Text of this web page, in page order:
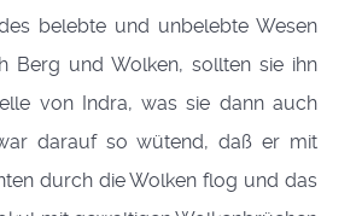
belebte und unbelebte Wesen
Berg und Wolken, sollten sie ihn
von Indra, was sie dann auch
darauf so wütend, daß er mit
durch die Wolken flog und das